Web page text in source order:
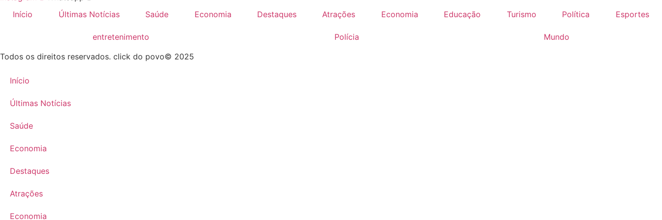
Início
Últimas Notícias Saúde Economia Destaques Atrações Economia Educação Turismo Política Esportes
entretenimento Polícia
Mundo
Todos os direitos reservados. click do povo© 2025
Início
Últimas Notícias
Saúde
Economia
Destaques
Atrações
Economia